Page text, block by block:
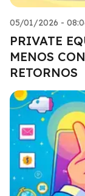
05/01/2026 -
PRIVATE
MENOS
RETORNOS